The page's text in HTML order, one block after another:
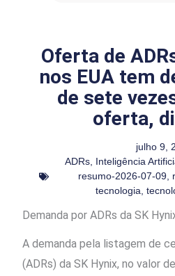
Oferta de
nos EUA tem
de sete
oferta,
julho 9,
ADRs, Inteligência
resumo-2026-07-09,
tecnologia,
Demanda por ADRs da SK
A demanda pela listagem de
(ADRs) da SK Hynix, no valor